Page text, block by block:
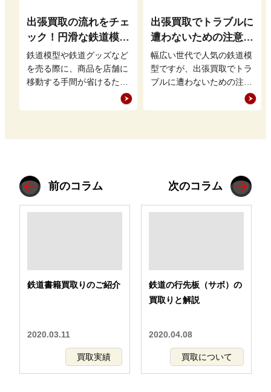
出張買取の流れをチェ
ック！円滑な鉄道模型
買取のために知ってお
きたいこと
鉄道模型や鉄道グッズなど
を売る際に、商品を店舗に
移動する手間が省けるため
が、その流れはどのような
出張買取でトラブルに
遭わないための注意点
とは？業者の選び方も
確認
幅広い世代で人気の鉄道模
型ですが、出張買取でトラ
ブルに遭わないための注意
点はどのようなものがある
のでしょうか。 実際の出
前のコラム
鉄道書籍買取りのご紹介
2020.03.11
買取実績
次のコラム
鉄道の行先板（サボ）の
買取りと解説
2020.04.08
買取について